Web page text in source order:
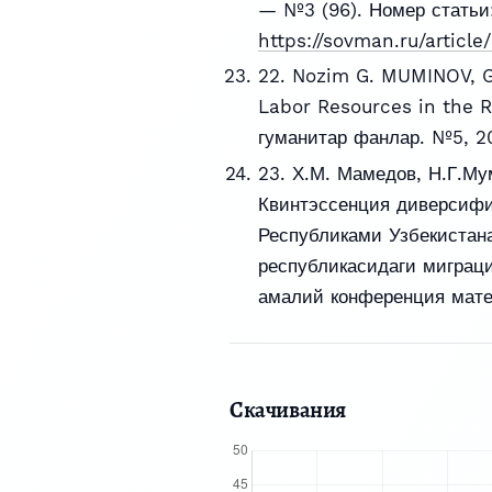
— №3 (96). Номер статьи:
https://sovman.ru/
22. Nozim G. MUMINOV,
Labor Resources in the
гуманитар фанлар. №5,
23. Х.М. Мамедов,
Квинтэссенция
Республиками
республикасидаги
амалий конференция
Скачивания